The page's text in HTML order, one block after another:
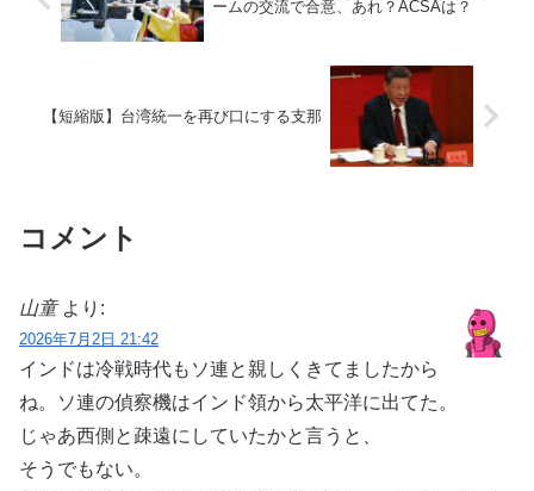
ームの交流で合意、あれ？ACSAは？
【短縮版】台湾統一を再び口にする支那
コメント
山童 より:
2026年7月2日 21:42
インドは冷戦時代もソ連と親しくきてましたから
ね。ソ連の偵察機はインド領から太平洋に出てた。
じゃあ西側と疎遠にしていたかと言うと、
そうでもない。